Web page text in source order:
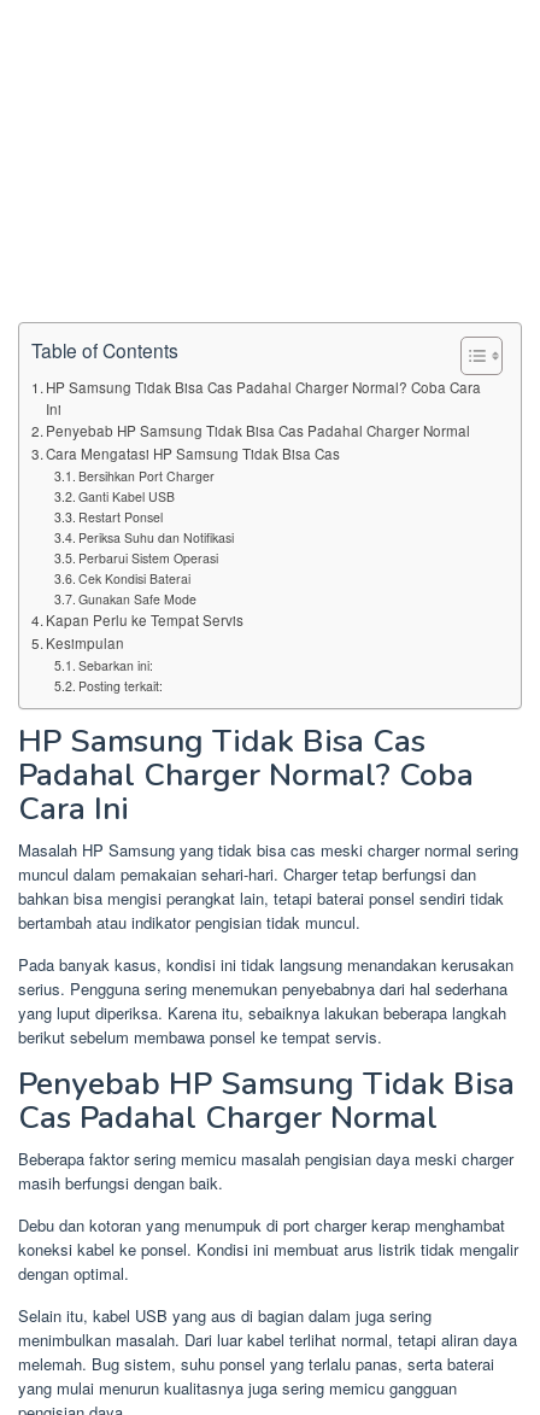
Table of Contents
HP Samsung Tidak Bisa Cas Padahal Charger Normal? Coba Cara
Ini
Penyebab HP Samsung Tidak Bisa Cas Padahal Charger Normal
Cara Mengatasi HP Samsung Tidak Bisa Cas
Bersihkan Port Charger
Ganti Kabel USB
Restart Ponsel
Periksa Suhu dan Notifikasi
Perbarui Sistem Operasi
Cek Kondisi Baterai
Gunakan Safe Mode
Kapan Perlu ke Tempat Servis
Kesimpulan
Sebarkan ini:
Posting terkait:
HP Samsung Tidak Bisa Cas
Padahal Charger Normal? Coba
Cara Ini
Masalah HP Samsung yang tidak bisa cas meski charger normal sering
muncul dalam pemakaian sehari-hari. Charger tetap berfungsi dan
bahkan bisa mengisi perangkat lain, tetapi baterai ponsel sendiri tidak
bertambah atau indikator pengisian tidak muncul.
Pada banyak kasus, kondisi ini tidak langsung menandakan kerusakan
serius. Pengguna sering menemukan penyebabnya dari hal sederhana
yang luput diperiksa. Karena itu, sebaiknya lakukan beberapa langkah
berikut sebelum membawa ponsel ke tempat servis.
Penyebab HP Samsung Tidak Bisa
Cas Padahal Charger Normal
Beberapa faktor sering memicu masalah pengisian daya meski charger
masih berfungsi dengan baik.
Debu dan kotoran yang menumpuk di port charger kerap menghambat
koneksi kabel ke ponsel. Kondisi ini membuat arus listrik tidak mengalir
dengan optimal.
Selain itu, kabel USB yang aus di bagian dalam juga sering
menimbulkan masalah. Dari luar kabel terlihat normal, tetapi aliran daya
melemah. Bug sistem, suhu ponsel yang terlalu panas, serta baterai
yang mulai menurun kualitasnya juga sering memicu gangguan